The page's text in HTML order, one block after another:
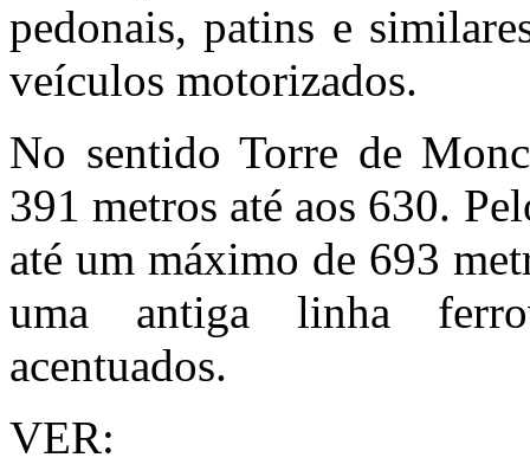
pedonais, patins e
veículos motorizados.
No sentido Torre de
391 metros até aos 630.
até um máximo de 693
uma antiga linha
acentuados.
VER: